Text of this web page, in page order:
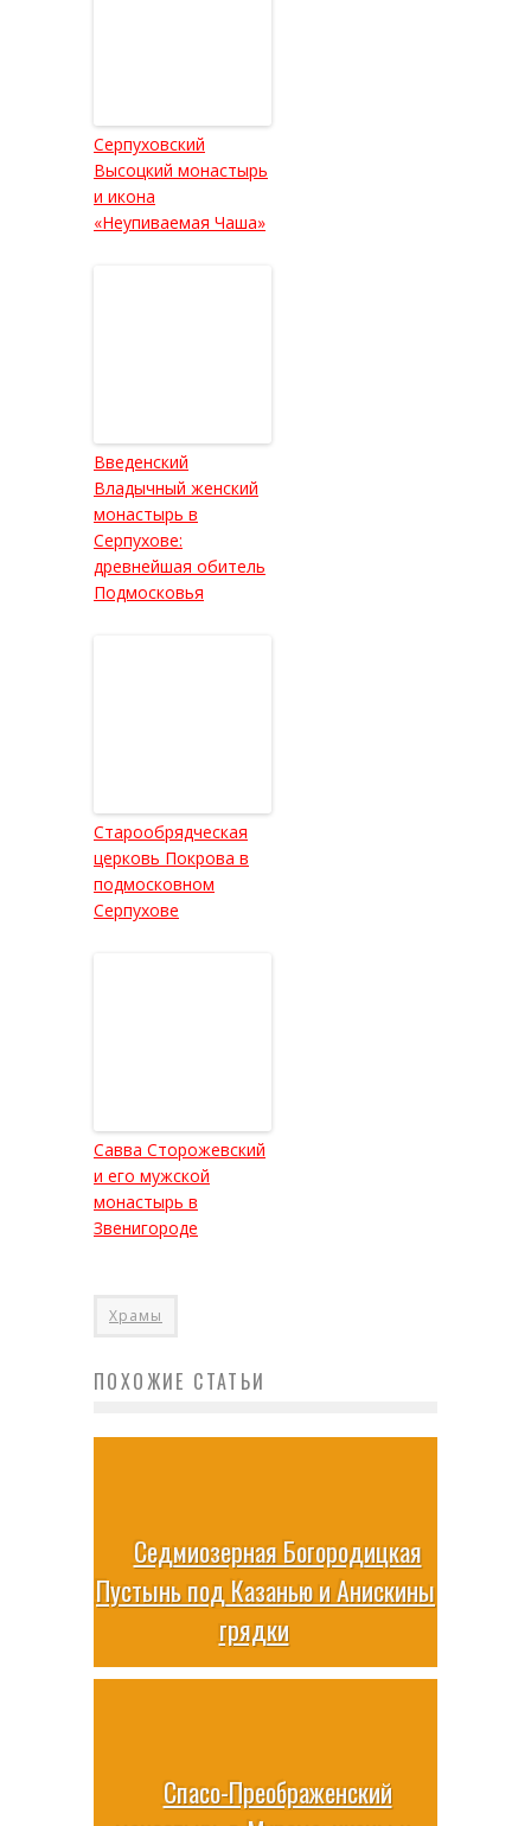
Серпуховский
Высоцкий монастырь
и икона
«Неупиваемая Чаша»
Введенский
Владычный женский
монастырь в
Серпухове:
древнейшая обитель
Подмосковья
Старообрядческая
церковь Покрова в
подмосковном
Серпухове
Савва Сторожевский
и его мужской
монастырь в
Звенигороде
Храмы
ПОХОЖИЕ СТАТЬИ
Седмиозерная Богородицкая
Пустынь под Казанью и Анискины
грядки
Спасо-Преображенский